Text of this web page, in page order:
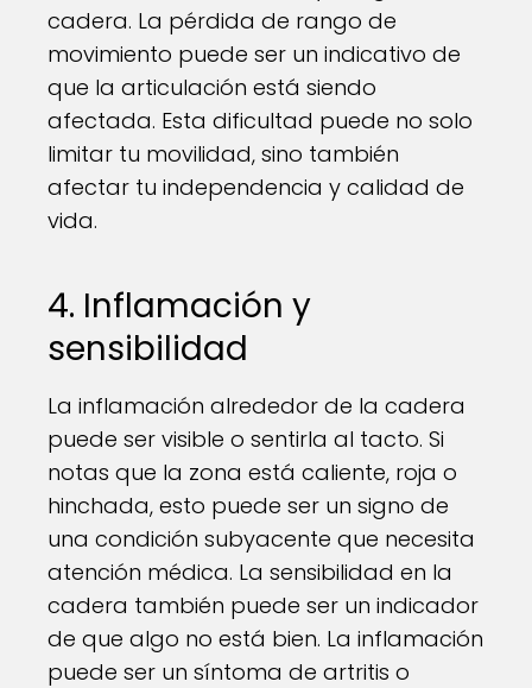
cadera. La pérdida de rango de
movimiento puede ser un indicativo de
que la articulación está siendo
afectada. Esta dificultad puede no solo
limitar tu movilidad, sino también
afectar tu independencia y calidad de
vida.
4. Inflamación y
sensibilidad
La inflamación alrededor de la cadera
puede ser visible o sentirla al tacto. Si
notas que la zona está caliente, roja o
hinchada, esto puede ser un signo de
una condición subyacente que necesita
atención médica. La sensibilidad en la
cadera también puede ser un indicador
de que algo no está bien. La inflamación
puede ser un síntoma de artritis o